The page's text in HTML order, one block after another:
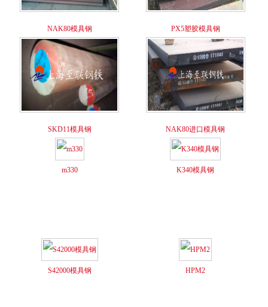
NAK80模具钢 PX5塑胶模具钢
SKD11模具钢 NAK80进口模具钢
m330 K340模具钢
S42000模具钢 HPM2